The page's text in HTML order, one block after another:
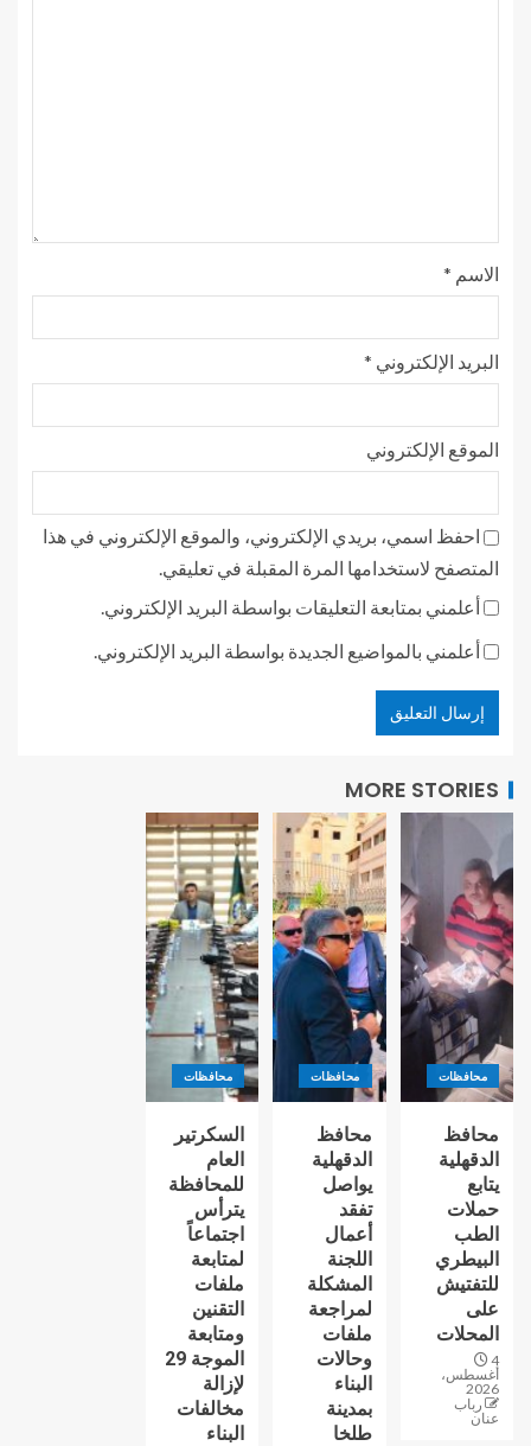
الاسم *
البريد الإلكتروني *
الموقع الإلكتروني
احفظ اسمي، بريدي الإلكتروني، والموقع الإلكتروني في هذا
المتصفح لاستخدامها المرة المقبلة في تعليقي.
أعلمني بمتابعة التعليقات بواسطة البريد الإلكتروني.
أعلمني بالمواضيع الجديدة بواسطة البريد الإلكتروني.
MORE STORIES
محافظات
محافظ
الدقهلية
يتابع
حملات
الطب
البيطري
للتفتيش
على
المحلات
4
أغسطس،
2026
رباب
عنان
محافظات
محافظ
الدقهلية
يواصل
تفقد
أعمال
اللجنة
المشكلة
لمراجعة
ملفات
وحالات
البناء
بمدينة
طلخا
محافظات
السكرتير
العام
للمحافظة
يترأس
اجتماعاً
لمتابعة
ملفات
التقنين
ومتابعة
الموجة 29
لإزالة
مخالفات
البناء